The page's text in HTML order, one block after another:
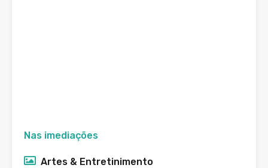
Nas imediações
Artes & Entretinimento